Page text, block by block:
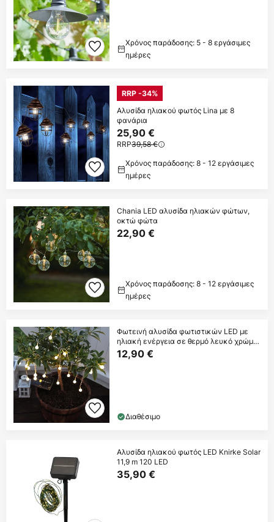
Χρόνος παράδοσης: 5 - 8 εργάσιμες
ημέρες
RRP -34%
Αλυσίδα ηλιακού φωτός Lina με 8
φανάρια
25,90 €
RRP39,58 €
Χρόνος παράδοσης: 8 - 12 εργάσιμες
ημέρες
Chania LED αλυσίδα ηλιακών φώτων,
οκτώ φώτα
22,90 €
Χρόνος παράδοσης: 8 - 12 εργάσιμες
ημέρες
Φωτεινή αλυσίδα φωτιστικών LED με
ηλιακή ενέργεια σε θερμό λευκό χρώμα
Globini
12,90 €
Διαθέσιμο
Αλυσίδα ηλιακού φωτός LED Knirke Solar
11,9 m 120 LED
35,90 €